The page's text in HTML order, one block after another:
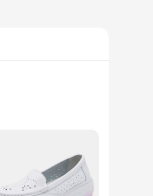
construction that offers
attending a business